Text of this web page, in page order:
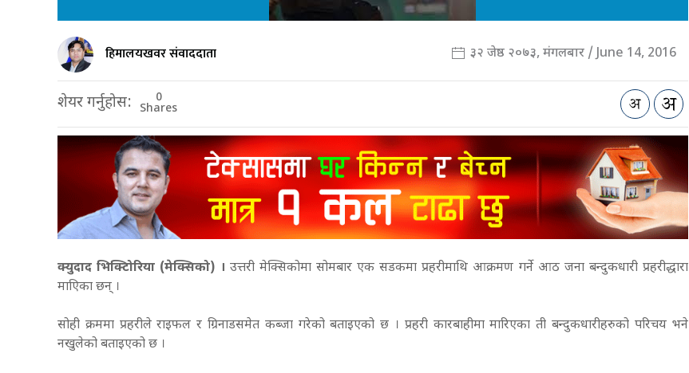
हिमालयखवर संवाददाता ३२ जेष्ठ २०७३, मंगलबार / June 14, 2016
शेयर गर्नुहोस: 0
Shares
क्युदाद भिक्टिोरिया (मेक्सिको) ।उत्तरी मेक्सिकोमा सोमबार एक सडकमा प्रहरीमाथि आक्रमण गर्ने आठ जना बन्दुकधारी प्रहरीद्धारा
माएिका छन् ।
सोही क्रममा प्रहरीले राइफल र ग्रिनाडसमेत कब्जा गरेको बताइएको छ । प्रहरी कारबाहीमा मारिएका ती बन्दुकधारीहरुको परिचय भने
नखुलेको बताइएको छ ।